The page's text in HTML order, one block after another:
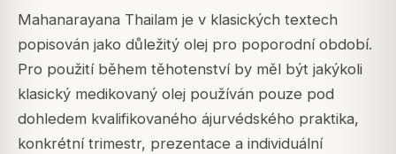
Mahanarayana Thailam je v klasických textech
popisován jako důležitý olej pro poporodní období.
Pro použití během těhotenství by měl být jakýkoli
klasický medikovaný olej používán pouze pod
dohledem kvalifikovaného ájurvédského praktika,
konkrétní trimestr, prezentace a individuální